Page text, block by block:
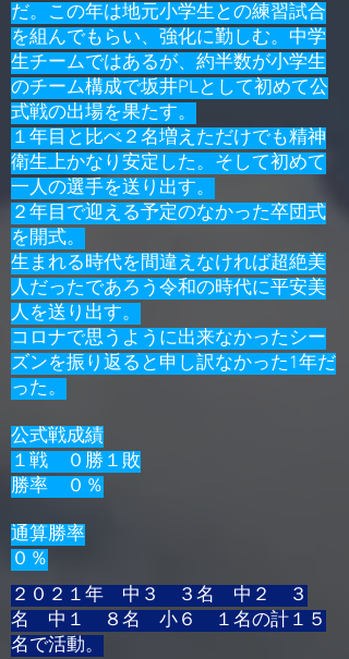
だ。この年は地元小学生との練習試合
を組んでもらい、強化に勤しむ。中学
生チームではあるが、約半数が小学生
のチーム構成で坂井PLとして初めて公
式戦の出場を果たす。
​１年目と比べ２名増えただけでも精神
衛生上かなり安定した。そして初めて
一人の選手を送り出す。
２ 年目で迎える予定のなかった卒団式
を開式。
生まれる時代を間違えなければ超絶美
人だったであろう令和の時代に平安美
人を送り出す。
コロナで思うように出来なかったシー
ズンを振り返ると申し訳なかった1年だ
った。
公式戦成績
１戦 ０勝１敗
勝率 ０％
通算勝率
​０％
２０２１年 中３ ３名 中２ ３
名 中１ ８名 小６​ １名の計１５
名で活動。